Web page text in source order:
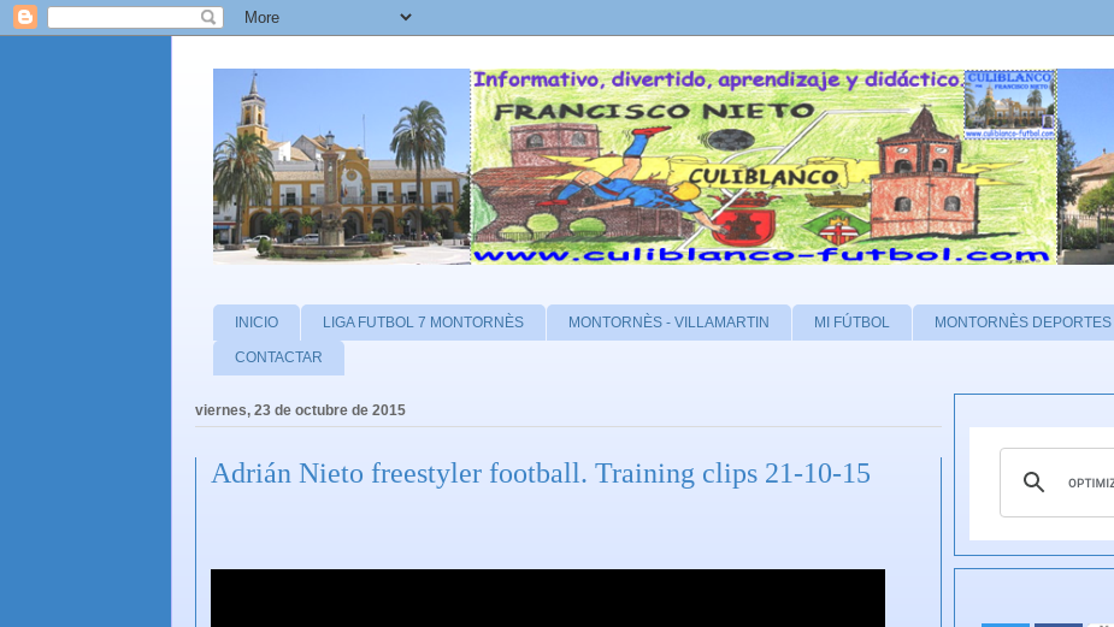
INICIO LIGA FUTBOL 7 MONTORNÈS MONTORNÈS - VILLAMARTIN MI FÚTBOL MONTORNÈS DEPORTES
CONTACTAR
viernes, 23 de octubre de 2015
Adrián Nieto freestyler football. Training clips 21-10-15